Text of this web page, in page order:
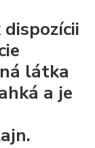
dispozícii
látka
a je